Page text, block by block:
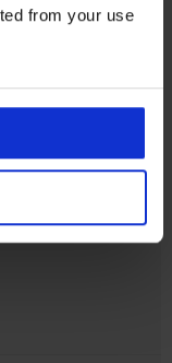
from your use